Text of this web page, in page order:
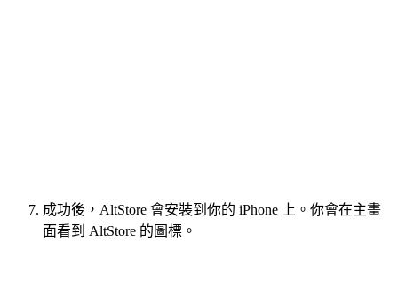
成功後，AltStore 會安裝到你的 iPhone 上。你會在主畫
面看到 AltStore 的圖標。